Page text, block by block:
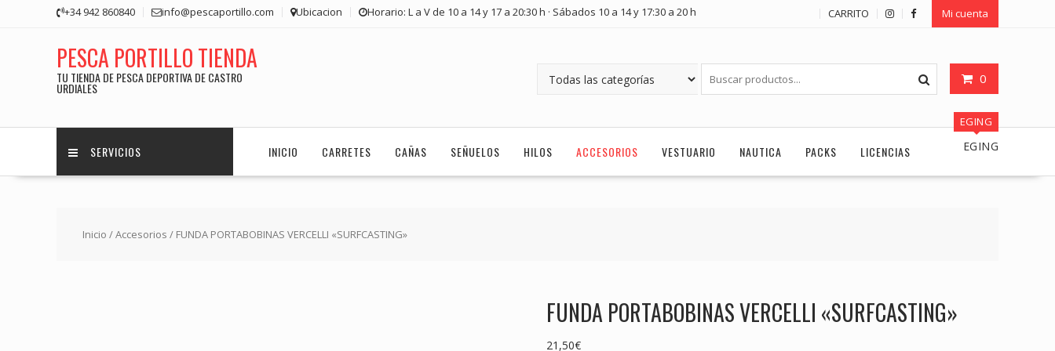
+34 942 860840 info@pescaportillo.com Ubicacion Horario: L a V de 10 a 14 y 17 a 20:30 h · Sábados 10 a 14 y 17:30 a 20 h CARRITO Mi cuenta
PESCA PORTILLO TIENDA
TU TIENDA DE PESCA DEPORTIVA DE CASTRO
URDIALES
0
SERVICIOS INICIO CARRETES CAÑAS SEÑUELOS HILOS ACCESORIOS VESTUARIO NAUTICA PACKS LICENCIAS
EGING
EGING
Inicio /Accesorios / FUNDA PORTABOBINAS VERCELLI «SURFCASTING»
FUNDA PORTABOBINAS VERCELLI «SURFCASTING»
21,50€